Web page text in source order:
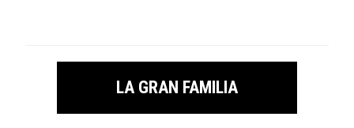
LA GRAN FAMILIA